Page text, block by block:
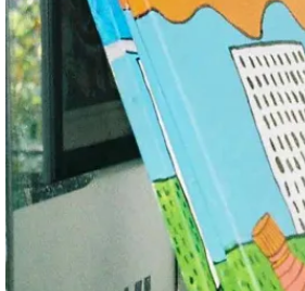
INSCRIPTION À LA NEWSLETTER -
MUSÉE
VOUS SOUHAITEZ DÉCOUVRIR NOS